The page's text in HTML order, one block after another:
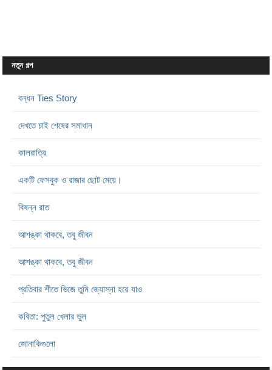
নতুন গল্প
বন্ধন Ties Story
দেখতে চাই শেষের সমাধান
কালরাত্রি
একটি ফেসবুক ও রাজার ছোট মেয়ে।
বিষন্ন রাত
আশঙ্কা থাকবে, তবু জীবন
আশঙ্কা থাকবে, তবু জীবন
প্রতিবার শীতে ভিজে তুমি জ্যোস্না হয়ে যাও
কবিতা: পুতুল খেলার ভুল
জোনাকিগুলো